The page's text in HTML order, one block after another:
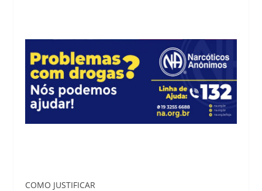
COMO JUSTIFICAR